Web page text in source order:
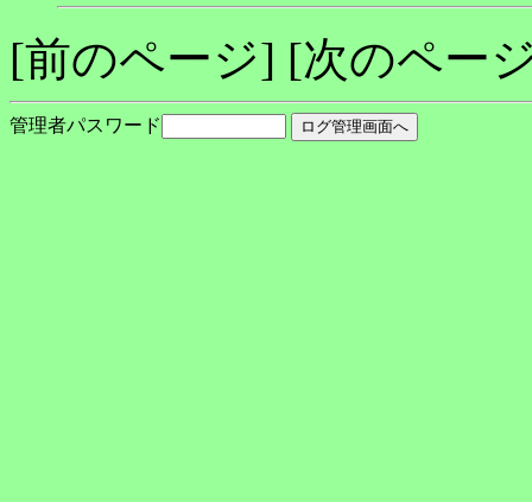
[前のページ] [次のペー
管理者パスワード